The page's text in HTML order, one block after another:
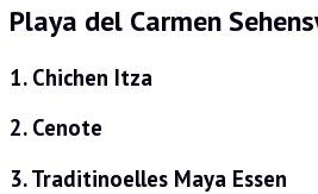
Playa del Carmen
1. Chichen Itza
2. Cenote
3. Traditinoelles Maya Essen